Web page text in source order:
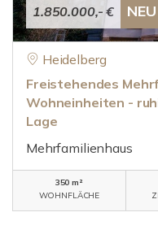
1.850.000,- € NEU
Heidelberg
Freistehendes
Wohneinheiten -
Lage
Mehrfamilienhaus
350 m²
WOHNFLÄCHE